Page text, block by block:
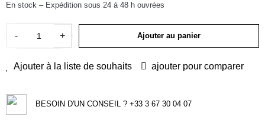
En stock – Expédition sous 24 à 48 h ouvrées
- + Ajouter au panier
Ajouter à la liste de souhaits ajouter pour comparer
BESOIN D'UN CONSEIL ? +33 3 67 30 04 07